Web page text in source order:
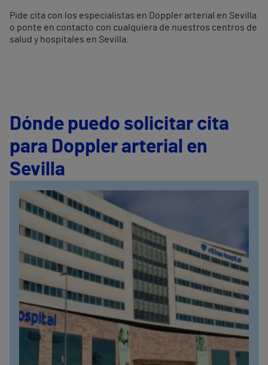
Pide cita con los especialistas en Doppler arterial en Sevilla
o ponte en contacto con cualquiera de nuestros centros de
salud y hospitales en Sevilla.
Dónde puedo solicitar cita
para Doppler arterial en
Sevilla